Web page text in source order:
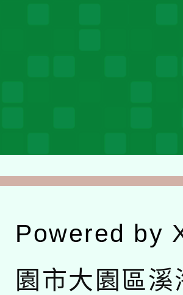
Powered by
園市大園區